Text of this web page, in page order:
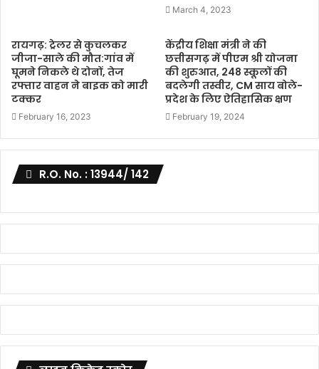
March 4, 2023
रायगढ़: ट्रेलर से कुचलकर
जीजा-साले की मौत:गांव में
घूमने निकले थे दोनों, तेज
रफ्तार वाहन ने बाइक को मारी
टक्कर
February 16, 2023
केंद्रीय शिक्षा मंत्री ने की
छत्तीसगढ़ में पीएम श्री योजना
की शुरुआत, 248 स्कूलों की
बदलेगी तस्वीर, CM साय बोले-
प्रदेश के लिए ऐतिहासिक क्षण
February 19, 2024
R.O. No. : 13944/ 142